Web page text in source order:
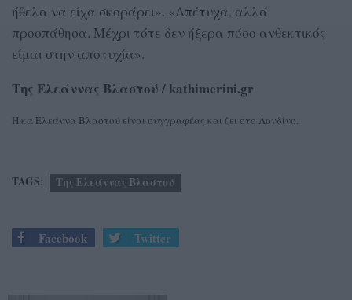
ήθελα να είχα σκοράρει». «Απέτυχα, αλλά
προσπάθησα. Μέχρι τότε δεν ήξερα πόσο ανθεκτικός
είμαι στην αποτυχία».
Της Ελεάννας Βλαστού / kathimerini.gr
Η κα Ελεάννα Βλαστού είναι συγγραφέας και ζει στο Λονδίνο.
TAGS: Της Ελεάννας Βλαστού
Facebook Twitter